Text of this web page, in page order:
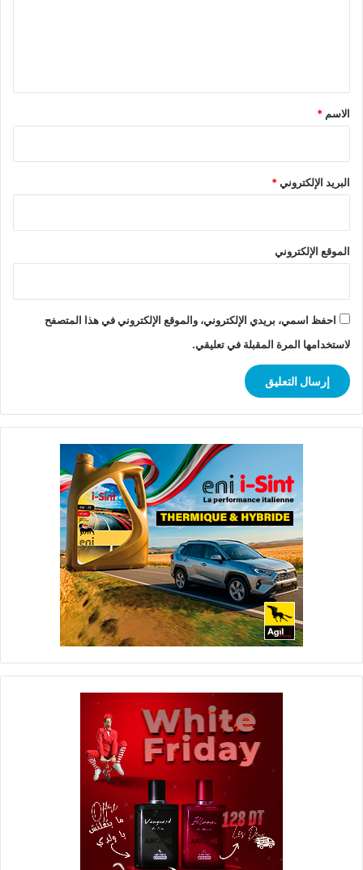
*
الاسم *
البريد الإلكتروني*
الموقع الإلكتروني
احفظ اسمي، بريدي الإلكتروني، والموقع الإلكتروني في هذا المتصفح
لاستخدامها المرة المقبلة في تعليقي.